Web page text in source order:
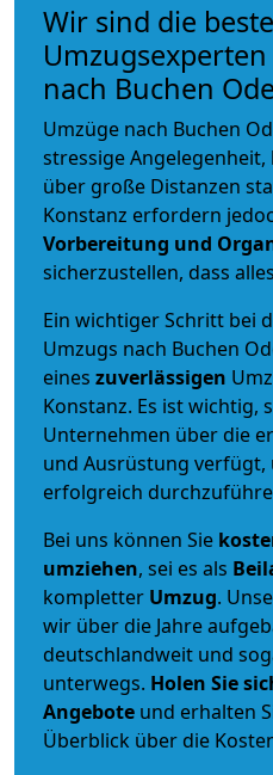
Wir sind die
nach Buchen
Umzüge nach Buchen
stressige
über große Distanzen
Konstanz erfordern
Vorbereitung und
sicherzustellen, dass alles
Ein wichtiger Schritt bei
Umzugs nach Buchen
eines zuverlässigen
Konstanz. Es ist wichtig,
Unternehmen über die
und Ausrüstung verfügt,
erfolgreich
Bei uns können Sie
umziehen, sei es als
kompletter Umzug.
wir über die Jahre
deutschlandweit und
unterwegs. Holen Sie
Angebote und erhalten
Überblick über die